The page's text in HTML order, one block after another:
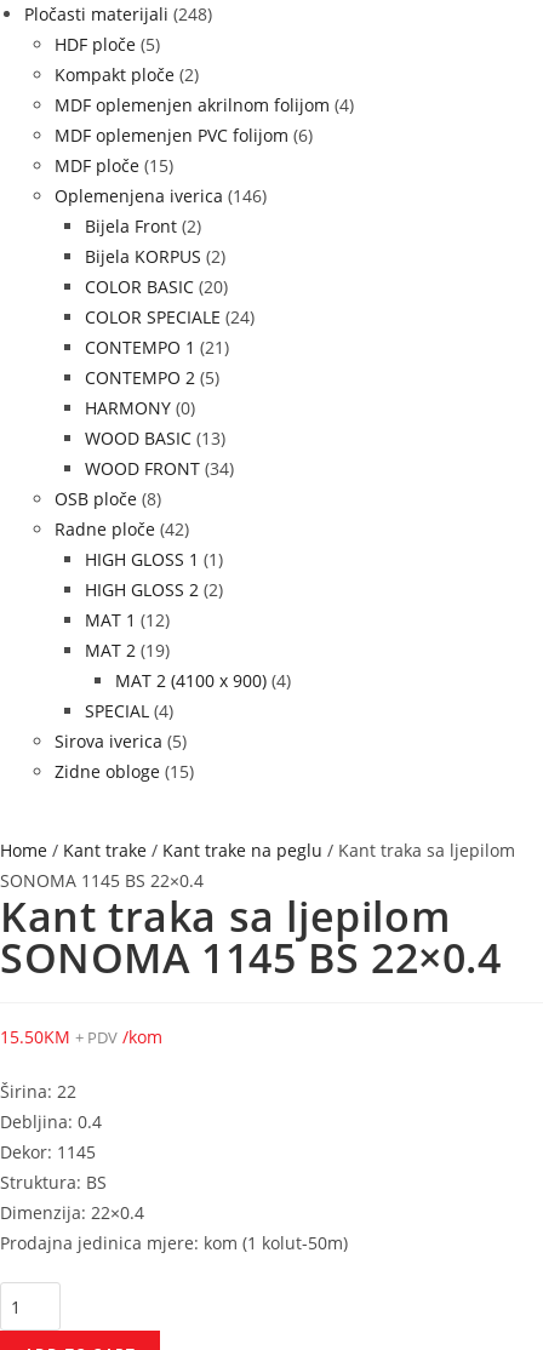
Pločasti materijali (248)
HDF ploče (5)
Kompakt ploče (2)
MDF oplemenjen akrilnom folijom (4)
MDF oplemenjen PVC folijom (6)
MDF ploče (15)
Oplemenjena iverica (146)
Bijela Front (2)
Bijela KORPUS (2)
COLOR BASIC (20)
COLOR SPECIALE (24)
CONTEMPO 1 (21)
CONTEMPO 2 (5)
HARMONY (0)
WOOD BASIC (13)
WOOD FRONT (34)
OSB ploče (8)
Radne ploče (42)
HIGH GLOSS 1 (1)
HIGH GLOSS 2 (2)
MAT 1 (12)
MAT 2 (19)
MAT 2 (4100 x 900) (4)
SPECIAL (4)
Sirova iverica (5)
Zidne obloge (15)
Home / Kant trake / Kant trake na peglu / Kant traka sa ljepilom
SONOMA 1145 BS 22×0.4
Kant traka sa ljepilom
SONOMA 1145 BS 22×0.4
15.50KM + PDV /kom
Širina: 22
Debljina: 0.4
Dekor: 1145
Struktura: BS
Dimenzija: 22×0.4
Prodajna jedinica mjere: kom (1 kolut-50m)
Kant
traka